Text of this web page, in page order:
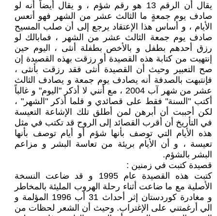
يقال أن الرقم 13 هو رقم شؤم ، و يقال أيضاً أنه لو
صادف يوم جمعةٍ ما الثالث عشر من الشهر فهو أتعس
الأيام ، و أساس هذا الإعتقاد يرجع إلى أن صلب المسيح
صادف يوم جمعة الثالث عشر من الشهر ، فمابالك لو
رزق أحدهم بطفل و بالأخص بطفلة أنثى ، اليوم حين
إنتهيت من كتابة هذه القصيدة أو رزقت بهذه القصيدة إن
صح التعبير وحيث أن القصيدة أنثى فقد رزقت بأنثى ،
فإنتبهت بالصدفة أنه يصادف يوم جمعة و يصادف الثالث
عشر من شهر آب 2004 ، مع أنني لا أذكر "اليوم" و غالباً
أكتب "السنة" فقط على قصائدي و قلما أذكر "الشهر" ،
لكن أحببت أن أبرهن لمن أطلق تلك الإشاعة التعيسة
في التأريخ أن أقرب القصائد إلى الروح قد تكتب في مثل
هذه الأيام التي توصف بأنها شؤم أو أيام توصف بأنها
تعيسة ، و أن الأيام بريئة من تعاسة البشر و مزاعم
البشر بالشؤم.
قصيدة كتبت في زمنين :
كتبت هذه القصيدة عام 1995 و قد ضاعت النسخة
الأصلية مع ما ضاعت أثناء رحلة الهروب المليئة بالمخاطر
و مغادرة كوردستان إثر أحداث 31 أب 1996 المؤلمة و
الي أرغمتني على الإغتراب. وحيث أن الشعر لحظات من